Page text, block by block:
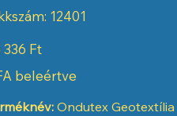
Cikkszám:
12401
12401
336 Ft
beleértve
Ondutex Geotextília